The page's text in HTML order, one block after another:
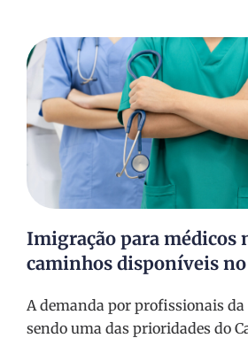
Imigração para médicos
caminhos disponíveis
A demanda por profissionais
sendo uma das prioridades do